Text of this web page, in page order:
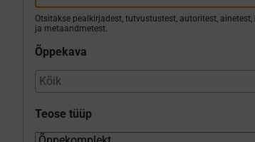
Otsitakse pealkirjadest, tutvustustest, autoritest, ainetest,
ja metaandmetest.
Õppekava
Teose tüüp